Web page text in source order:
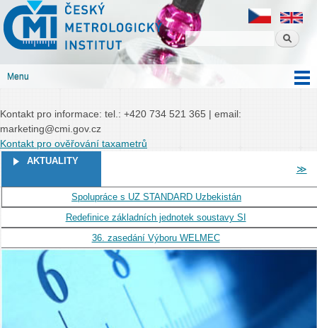
obsahu
Český metrologický institut
Český
metrologický
institut
Menu
Kontakt pro informace: tel.: +420 734 521 365 | email:
marketing@cmi.gov.cz
Kontakt pro ověřování taxametrů
AKTUALITY
Spolupráce s UZ STANDARD Uzbekistán
Redefinice základních jednotek soustavy SI
36. zasedání Výboru WELMEC
STRÁNKY
≫